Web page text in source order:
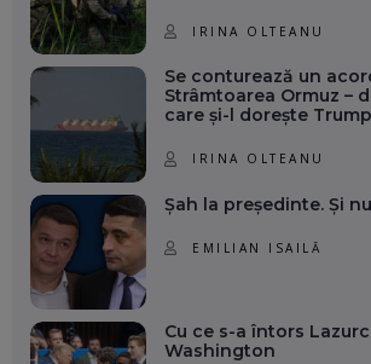
IRINA OLTEANU
Se conturează un
Strâmtoarea Ormuz –
care și-l dorește Trump
IRINA OLTEANU
Șah la președinte. Și
EMILIAN ISAILĂ
Cu ce s-a întors
Washington